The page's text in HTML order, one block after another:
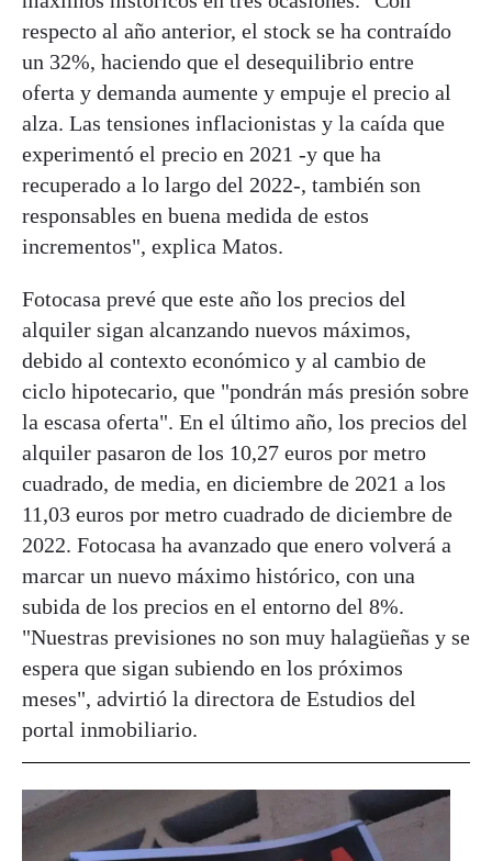
respecto al año anterior, el stock se ha contraído
un 32%, haciendo que el desequilibrio entre
oferta y demanda aumente y empuje el precio al
alza. Las tensiones inflacionistas y la caída que
experimentó el precio en 2021 -y que ha
recuperado a lo largo del 2022-, también son
responsables en buena medida de estos
incrementos", explica Matos.
Fotocasa prevé que este año los precios del
alquiler sigan alcanzando nuevos máximos,
debido al contexto económico y al cambio de
ciclo hipotecario, que "pondrán más presión sobre
la escasa oferta". En el último año, los precios del
alquiler pasaron de los 10,27 euros por metro
cuadrado, de media, en diciembre de 2021 a los
11,03 euros por metro cuadrado de diciembre de
2022. Fotocasa ha avanzado que enero volverá a
marcar un nuevo máximo histórico, con una
subida de los precios en el entorno del 8%.
"Nuestras previsiones no son muy halagüeñas y se
espera que sigan subiendo en los próximos
meses", advirtió la directora de Estudios del
portal inmobiliario.